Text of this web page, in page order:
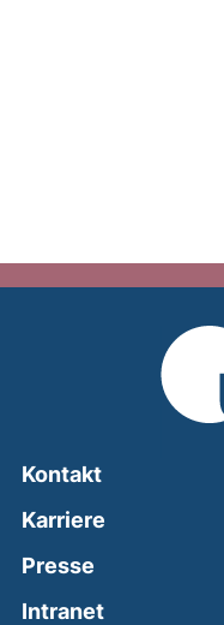
Kontakt
Karriere
Presse
Intranet(external